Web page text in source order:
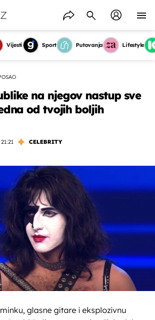
Vijesti Sport Putovanja Lifestyle
na njegov nastup sve
od tvojih boljih
CELEBRITY
glasne gitare i eksplozivnu
OBAVIJESTI